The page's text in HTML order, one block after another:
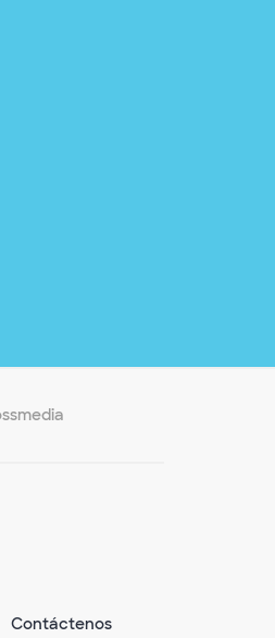
Contáctenos